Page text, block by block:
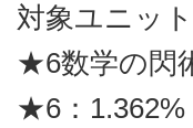
対象ユニット
★6数学の閃
★6：1.362%